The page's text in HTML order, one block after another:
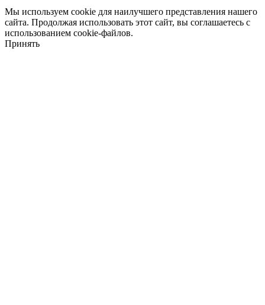
Мы используем cookie для наилучшего представления нашего
сайта. Продолжая использовать этот сайт, вы соглашаетесь с
использованием cookie-файлов.
Принять